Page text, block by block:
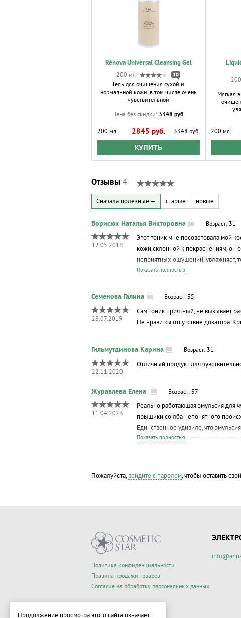
Rénova Universal Cleansing Gel
200 мл 10
Гель для очищения сухой и
нормальной кожи, в том числе очень
чувствительной
Цена без скидки: 3348 руб.
200 мл 2845 руб. 3348 руб.
КУПИТЬ
Мягкая
200 мл
Отзывы 4
Сначала полезные старые новые
Возраст: 31
12.05.2018
Этот тоник мне посоветовала мой
кожи,склонной к покраснениям,
неприятных ощущений, увлажняет,
Показать полностью
Возраст: 35
28.07.2019
Сам тоник приятный, не вызывает
Не нравится отсутствие дозатора.
Возраст: 31
22.11.2020
Отличный продукт для
Возраст: 37
11.04.2023
Реально работающая эмульсия для
прыщики со лба непонятного
Единственное удивило, что
хотя на фото она в старом варианте
Показать полностью
Пожалуйста, войдите с паролем, чтобы оставить
Политика конфиденциальности
Правила продажи товаров
Согласие на обработку персональных данных
Продолжение просмотра этого сайта означает,